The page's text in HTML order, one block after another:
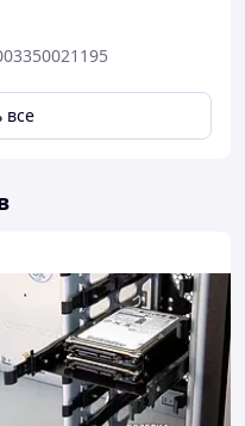
сплаву, тому краще
активної роботи. У
, який допомагає
і робить використання
компактному
все